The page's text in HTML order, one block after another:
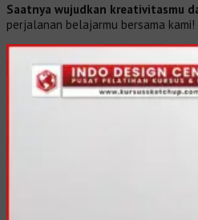
Saatnya wujudkan kreativitasmu
perjalanan belajarmu bersama kami!